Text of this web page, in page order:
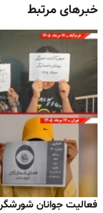
خبرهای مرتبط
فعالیت جوانان